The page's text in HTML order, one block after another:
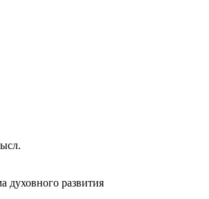
духовного развития